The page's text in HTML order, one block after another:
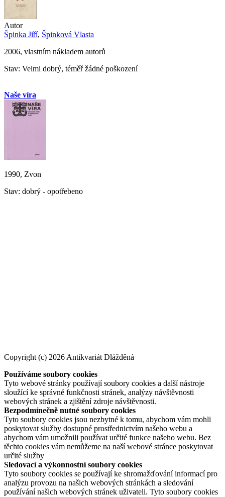
Autor
Špinka Jiří, Špinková Vlasta
2006, vlastním nákladem autorů
Stav: Velmi dobrý, téměř žádné poškození
Naše víra
1990, Zvon
Stav: dobrý - opotřebeno
Copyright (c) 2026 Antikvariát Dlážděná
Používáme soubory cookies
Tyto webové stránky používají soubory cookies a další nástroje
sloužící ke správné funkčnosti stránek, analýzy návštěvnosti
webových stránek a zjištění zdroje návštěvnosti.
Bezpodmínečně nutné soubory cookies
Tyto soubory cookies jsou nezbytné k tomu, abychom vám mohli
poskytovat služby dostupné prostřednictvím našeho webu a
abychom vám umožnili používat určité funkce našeho webu. Bez
těchto cookies vám nemůžeme na naší webové stránce poskytovat
určité služby
Sledovací a výkonnostní soubory cookies
Tyto soubory cookies se používají ke shromažďování informací pro
analýzu provozu na našich webových stránkách a sledování
používání našich webových stránek uživateli. Tyto soubory cookies